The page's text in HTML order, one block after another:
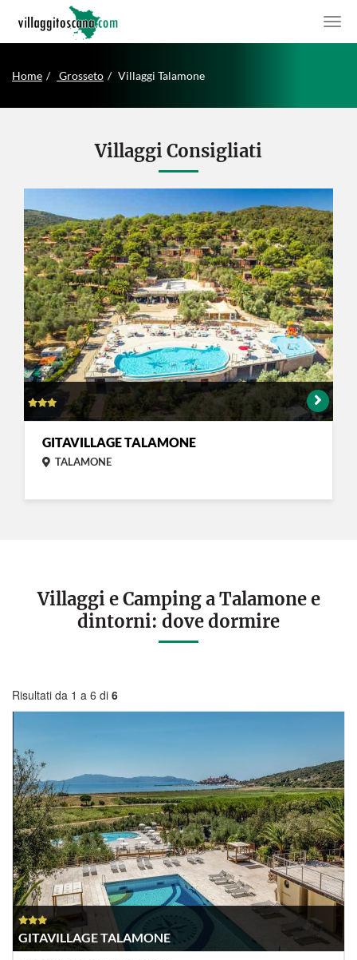
Home Grosseto Villaggi Talamone
Villaggi Consigliati
GITAVILLAGE TALAMONE
TALAMONE
Villaggi e Camping a Talamone e
dintorni: dove dormire
Risultati da 1 a 6 di 6
GITAVILLAGE TALAMONE